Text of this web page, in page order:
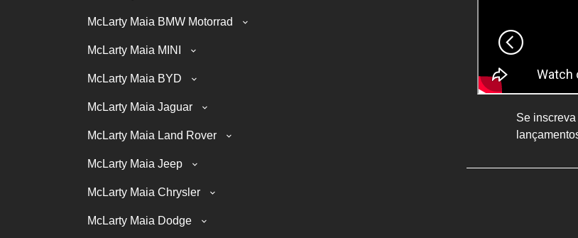
McLarty Maia BMW Motorrad
McLarty Maia MINI
McLarty Maia BYD
McLarty Maia Jaguar
McLarty Maia Land Rover
McLarty Maia Jeep
McLarty Maia Chrysler
McLarty Maia Dodge
Se